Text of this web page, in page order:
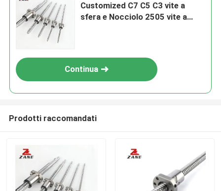
Customized C7 C5 C3 vite a
sfera e Nocciolo 2505 vite a
Continua
Prodotti raccomandati